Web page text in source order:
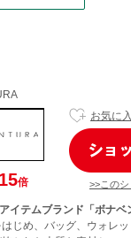
15倍
お気に
>>この
イテムブランド「ボナベ
じめ、バッグ、ウォレ